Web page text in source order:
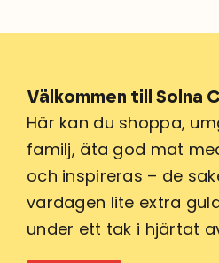
Välkommen till Solna
Här kan du shoppa,
familj, äta god mat
och inspireras – de
vardagen lite extra
under ett tak i hjärtat